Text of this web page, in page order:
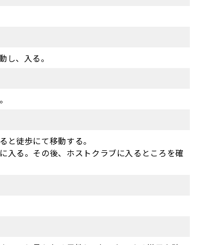
し、入る。
と徒歩にて移動する。
入る。その後、ホストクラブに入るところを確